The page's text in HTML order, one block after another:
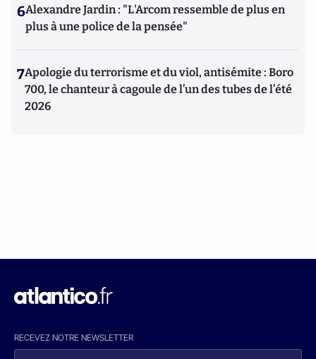
6Alexandre Jardin : "L'Arcom ressemble de plus en
plus à une police de la pensée"
7Apologie du terrorisme et du viol, antisémite : Boro
700, le chanteur à cagoule de l’un des tubes de l’été
2026
RECEVEZ NOTRE NEWSLETTER